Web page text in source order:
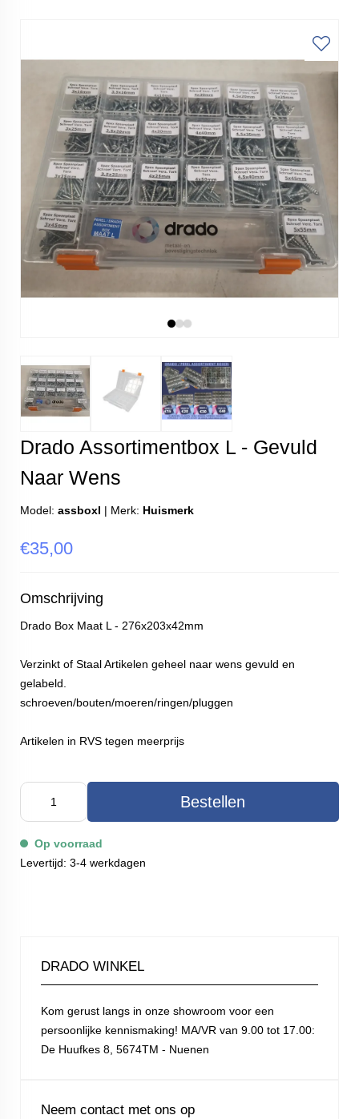
Drado Assortimentbox L - Gevuld
Naar Wens
Model: assboxl | Merk: Huismerk
€35,00
Omschrijving
Drado Box Maat L - 276x203x42mm
Verzinkt of Staal Artikelen geheel naar wens gevuld en
gelabeld.
schroeven/bouten/moeren/ringen/pluggen
Artikelen in RVS tegen meerprijs
Bestellen
Op voorraad
Levertijd: 3-4 werkdagen
DRADO WINKEL
Kom gerust langs in onze showroom voor een
persoonlijke kennismaking! MA/VR van 9.00 tot 17.00:
De Huufkes 8, 5674TM - Nuenen
Neem contact met ons op